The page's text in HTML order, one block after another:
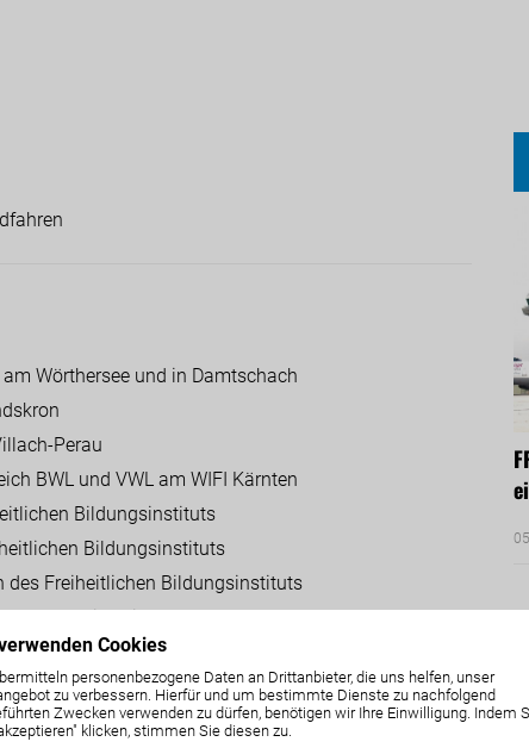
Cookies
personenbezogene Daten an Drittanbieter, die uns helfen, unser
zu verbessern. Hierfür und um bestimmte Dienste zu nachfolgend
Zwecken verwenden zu dürfen, benötigen wir Ihre Einwilligung. Indem
klicken, stimmen Sie diesen zu.
Wörthersee und in Damtschach
Perau
BWL und VWL am WIFI Kärnten
Bildungsinstituts
Bildungsinstituts
des Freiheitlichen Bildungsinstituts
an der Universität Klagenfurt